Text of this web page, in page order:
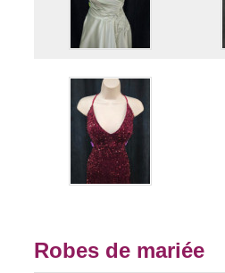
Robes de mariée